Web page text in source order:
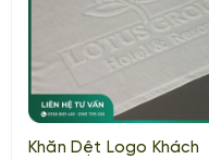
Khăn Dệt Logo Khách